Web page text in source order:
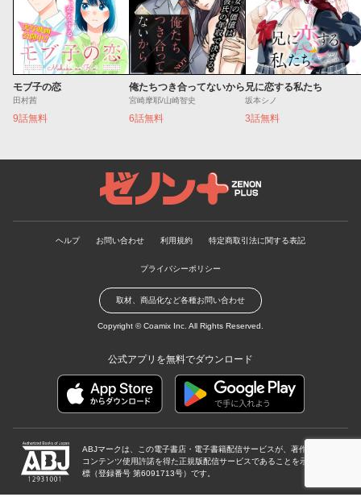
モブ子の恋
田村茜
9話無料
俺たちつき合ってないから
宮崎摩耶/山崎智史
6話無料
兄に恋する私たち
坂本シノ
3話無料
ゼノンプラス
ヘルプ お問い合わせ 利用規約 特定商取引法に関する表記
プライバシーポリシー
取材、商品化など各種お問い合わせ
Copyright ©Coamix Inc. All Rights Reserved.
公式アプリを無料でダウンロード
ABJマークは、この電子書店・電子書籍配信サービスが、著作権者から
コンテンツ使用許諾を得た正規版配信サービスであることを示す登録商
標（登録番号 第6091713号）です。